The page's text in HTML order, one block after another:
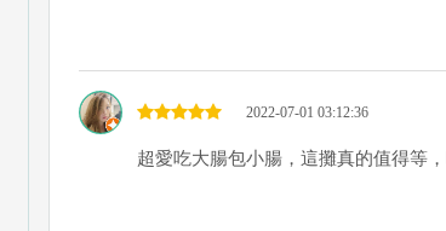
2022-07-01 03:12:36
超愛吃大腸包小腸，這攤真的值得等